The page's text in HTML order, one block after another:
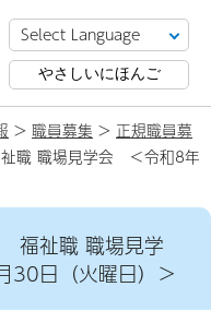
やさしいにほんご
> 職員募集 > 正規職員募
職 職場見学会 ＜令和8年
福祉職 職場見学
日（火曜日）＞